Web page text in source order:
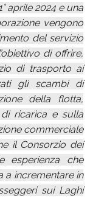
aprile 2024 e una
vengono
del servizio
di offrire,
di trasporto ai
gli scambi di
della flotta,
ricarica e sulla
commerciale
il Consorzio dei
esperienza che
a incrementare in
sui Laghi